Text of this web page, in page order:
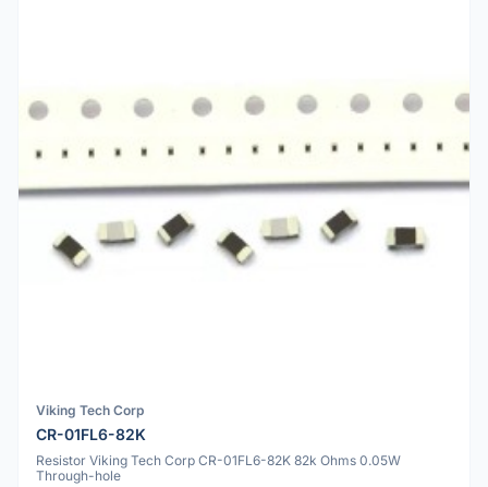
Viking Tech Corp
CR-01FL6-82K
Resistor Viking Tech Corp CR-01FL6-82K 82k Ohms 0.05W
Through-hole